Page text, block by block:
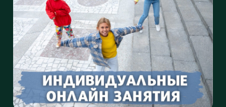
Теперь вы можете танцевать, не выходя из
дома. Мы проводим индивидуальные
онлайн тренировки по танцам для любых
возрастов.